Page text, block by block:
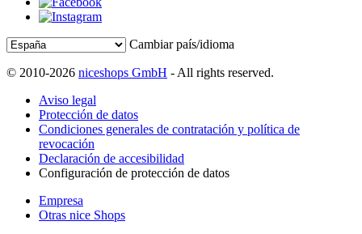
Cambiar país/idioma
© 2010-2026 niceshops GmbH - All rights reserved.
Aviso legal
Protección de datos
Condiciones generales de contratación y política de
revocación
Declaración de accesibilidad
Configuración de protección de datos
Empresa
Otras nice Shops